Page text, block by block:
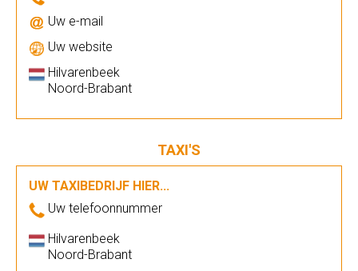
Uw e-mail
Uw website
Hilvarenbeek
Noord-Brabant
TAXI'S
UW TAXIBEDRIJF HIER...
Uw telefoonnummer
Hilvarenbeek
Noord-Brabant